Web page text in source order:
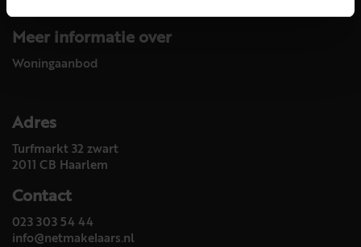
Meer informatie over
Woningaanbod
Adres
Turfmarkt 32 zwart
2011 CB Haarlem
Contact
023 303 54 44
info@netmakelaars.nl